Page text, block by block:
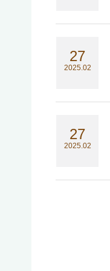
27
2025.02
27
2025.02